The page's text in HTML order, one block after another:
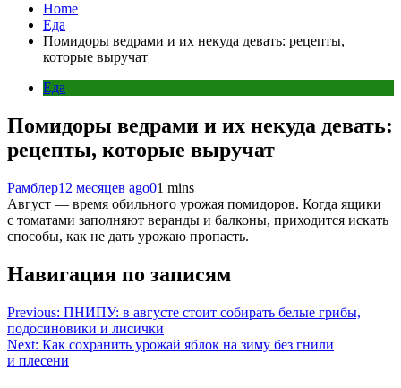
Home
Еда
Помидоры ведрами и их некуда девать: рецепты,
которые выручат
Еда
Помидоры ведрами и их некуда девать:
рецепты, которые выручат
Рамблер12 месяцев ago01 mins
Август — время обильного урожая помидоров. Когда ящики
с томатами заполняют веранды и балконы, приходится искать
способы, как не дать урожаю пропасть.
Навигация по записям
Previous: ПНИПУ: в августе стоит собирать белые грибы,
подосиновики и лисички
Next: Как сохранить урожай яблок на зиму без гнили
и плесени